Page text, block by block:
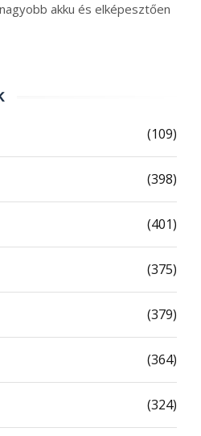
akku és elképesztően
(109)
(398)
(401)
(375)
(379)
(364)
(324)